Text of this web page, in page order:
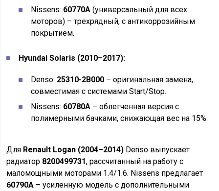
Nissens: 60770A (универсальный для всех
моторов) – трехрядный, с антикоррозийным
покрытием.
Hyundai Solaris (2010–2017):
Denso: 25310-2B000 – оригинальная замена,
совместимая с системами Start/Stop.
Nissens: 60780A – облегченная версия с
полимерными бачками, снижающая вес на 15%.
Для Renault Logan (2004–2014) Denso выпускает
радиатор 8200499731, рассчитанный на работу с
маломощными моторами 1.4/1.6. Nissens предлагает
60790A – усиленную модель с дополнительными